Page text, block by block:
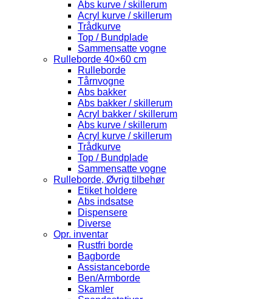
Abs kurve / skillerum
Acryl kurve / skillerum
Trådkurve
Top / Bundplade
Sammensatte vogne
Rulleborde 40×60 cm
Rulleborde
Tårnvogne
Abs bakker
Abs bakker / skillerum
Acryl bakker / skillerum
Abs kurve / skillerum
Acryl kurve / skillerum
Trådkurve
Top / Bundplade
Sammensatte vogne
Rulleborde, Øvrig tilbehør
Etiket holdere
Abs indsatse
Dispensere
Diverse
Opr. inventar
Rustfri borde
Bagborde
Assistanceborde
Ben/Armborde
Skamler